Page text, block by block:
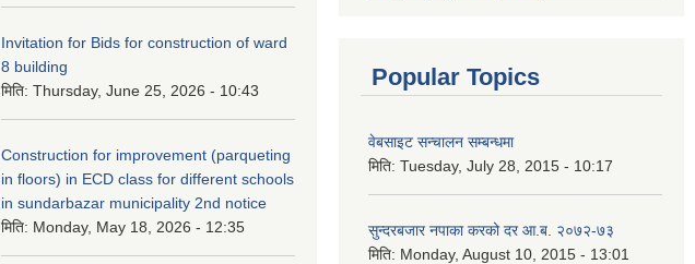
Invitation for Bids for construction of ward
8 building
मिति: Thursday, June 25, 2026 - 10:43
Construction for improvement (parqueting
in floors) in ECD class for different schools
in sundarbazar municipality 2nd notice
मिति: Monday, May 18, 2026 - 12:35
Popular Topics
वेबसाइट सन्चालन सम्बन्धमा
मिति: Tuesday, July 28, 2015 - 10:17
सुन्दरबजार नपाका करको दर आ.ब. २०७२-७३
मिति: Monday, August 10, 2015 - 13:01